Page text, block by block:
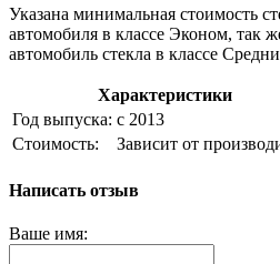
Указана минимальная стоимость
автомобиля в классе Эконом, так
автомобиль стекла в классе
Характеристики
Год выпуска: с 2013
Стоимость:
Зависит от
Написать отзыв
Ваше имя: